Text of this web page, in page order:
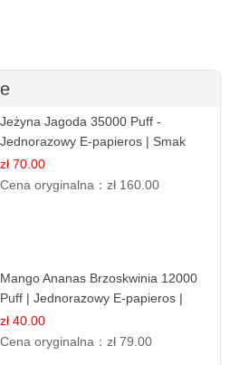
Jeżyna Jagoda 35000 Puff -
Jednorazowy E-papieros | Smak
Leśnych Owoców
zł 70.00
Cena oryginalna：zł 160.00
Mango Ananas Brzoskwinia 12000
Puff | Jednorazowy E-papieros |
Tropikalny Smak
zł 40.00
Cena oryginalna：zł 79.00